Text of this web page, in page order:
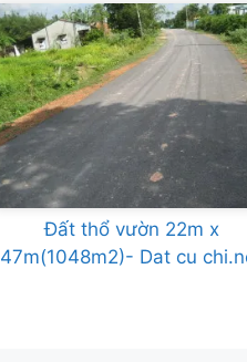
Đất thổ vườn 22m x
47m(1048m2)- Dat cu